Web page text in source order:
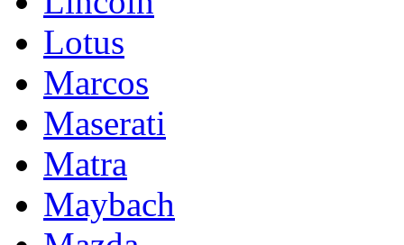
Lotus
Marcos
Maserati
Matra
Maybach